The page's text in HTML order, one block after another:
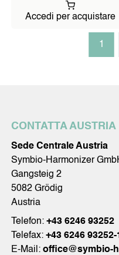
Accedi per acquistare
1
CONTATTA AUSTRIA
Sede Centrale Austria
Symbio-Harmonizer
Gangsteig 2
5082 Grödig
Austria
Telefon: +43 6246 93252
Telefax: +43 6246 93252-
E-Mail: office@symbio-